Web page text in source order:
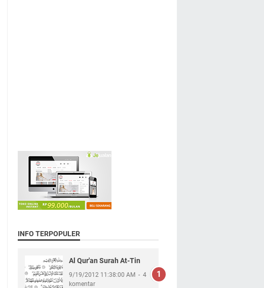
INFO TERPOPULER
Al Qur'an Surah At-Tin
9/19/2012 11:38:00 AM
4
komentar